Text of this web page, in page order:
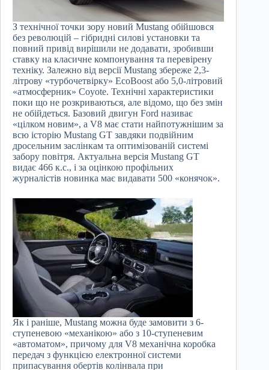
З технічної точки зору новий Mustang обійшовся
без революцій – гібридні силові установки та
повний привід вирішили не додавати, зробивши
ставку на класичне компонування та перевірену
техніку. Залежно від версії Mustang збереже 2,3-
літрову «турбочетвірку» EcoBoost або 5,0-літровий
«атмосферник» Coyote. Технічні характеристики
поки що не розкриваються, але відомо, що без змін
не обійдеться. Базовий двигун Ford називає
«цілком новим», а V8 має стати найпотужнішим за
всю історію Mustang GT завдяки подвійним
дросельним заслінкам та оптимізованій системі
забору повітря. Актуальна версія Mustang GT
видає 466 к.с., і за оцінкою профільних
журналістів новинка має видавати 500 «конячок».
Як і раніше, Mustang можна буде замовити з 6-
ступеневою «механікою» або з 10-ступеневим
«автоматом», причому для V8 механічна коробка
передач з функцією електронної системи
припасування обертів колінвала при